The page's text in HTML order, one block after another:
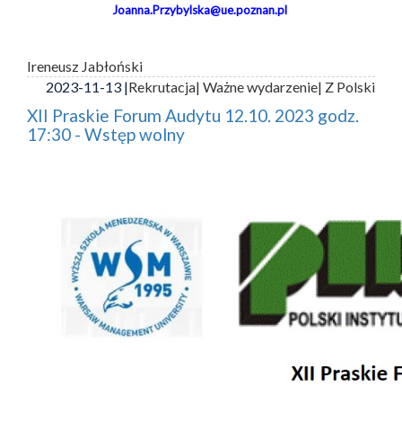
Joanna.Przybylska@ue.poznan.pl
Ireneusz Jabłoński
2023-11-13 |Rekrutacja| Ważne wydarzenie| Z Polski
XII Praskie Forum Audytu 12.10. 2023 godz.
17:30 - Wstęp wolny